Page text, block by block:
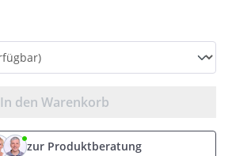
In den Warenkorb
zur Produktberatung